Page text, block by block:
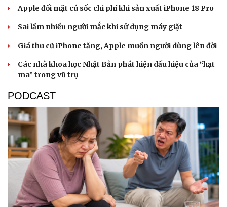
Sức khỏe
Dinh dưỡng - món ngon
Cây thuốc
Sản phụ khoa
Đời sống
Nhà đẹp
Blog
Tình yêu - Gia đình
Apple đối mặt cú sốc chi phí khi sản xuất iPhone 18 Pro
Sai lầm nhiều người mắc khi sử dụng máy giặt
Giá thu cũ iPhone tăng, Apple muốn người dùng lên đời
Các nhà khoa học Nhật Bản phát hiện dấu hiệu của “hạt
ma” trong vũ trụ
PODCAST